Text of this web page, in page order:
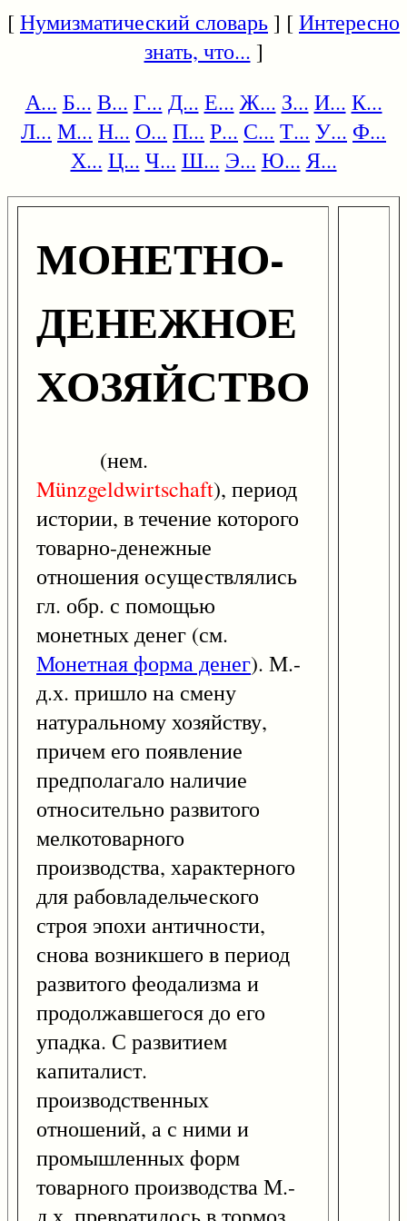
[Нумизматический словарь] [Интересно
знать, что... ]
А... Б... В... Г... Д... Е... Ж... З... И... К...
Л... М... Н... О... П... Р... С... Т... У... Ф...
Х... Ц... Ч... Ш... Э... Ю... Я...
МОНЕТНО-
ДЕНЕЖНОЕ
ХОЗЯЙСТВО
(нем.
Münzgeldwirtschaft), период
истории, в течение которого
товарно-денежные
отношения осуществлялись
гл. обр. с помощью
монетных денег (см.
Монетная форма денег). М.-
д.х. пришло на смену
натуральному хозяйству,
причем его появление
предполагало наличие
относительно развитого
мелкотоварного
производства, характерного
для рабовладельческого
строя эпохи античности,
снова возникшего в период
развитого феодализма и
продолжавшегося до его
упадка. С развитием
капиталист.
производственных
отношений, а с ними и
промышленных форм
товарного производства М.-